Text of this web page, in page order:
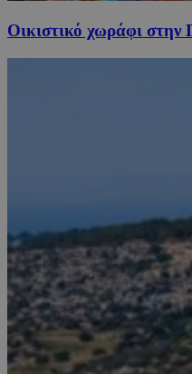
Οικιστικό χωράφι στην